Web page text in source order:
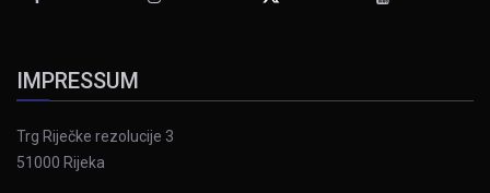
IMPRESSUM
Trg Riječke rezolucije 3
51000 Rijeka